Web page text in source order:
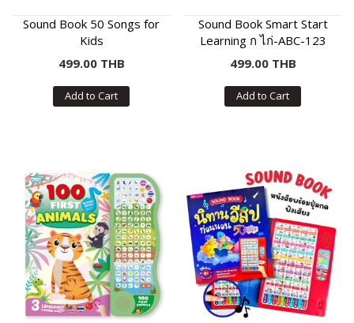
Sound Book 50 Songs for
Kids
499.00 THB
Add to Cart
Sound Book Smart Start
Learning ก ไก่-ABC-123
499.00 THB
Add to Cart